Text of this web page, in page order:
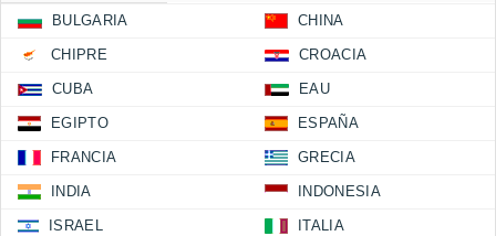
BULGARIA CHINA
CHIPRE CROACIA
CUBA EAU
EGIPTO ESPAÑA
FRANCIA GRECIA
INDIA INDONESIA
ISRAEL ITALIA